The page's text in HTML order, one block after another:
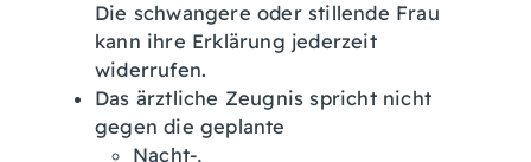
Die schwangere oder stillende Frau
kann ihre Erklärung jederzeit
widerrufen.
Das ärztliche Zeugnis spricht nicht
gegen die geplante
Nacht-,